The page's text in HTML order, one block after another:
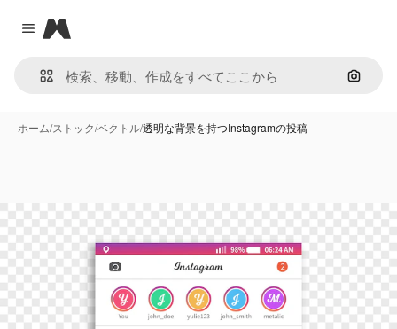
Close menu
Magnific
画像で
ホーム/ストック/ベクトル/透明な背景を持つInstagramの投稿